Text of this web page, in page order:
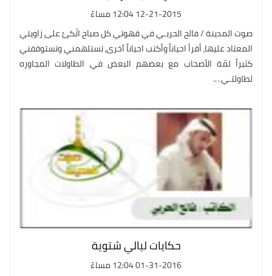
12-21-2015 12:04 مساءً
صوت المدينة / فالح الحربـي في قهوتي كل صباح اتّكئ على زاويتي
المعتاد عليها، أقرأ احياناً وأكتب احياناً آخرى، تستلهمني وتستوقفني
كثيراً لمّة الأصحاب مع بعضهم البعض في الطاولات المجاوره
لطاولتـي . ..
حكايات ليالي شتوية
01-31-2016 12:04 مساءً